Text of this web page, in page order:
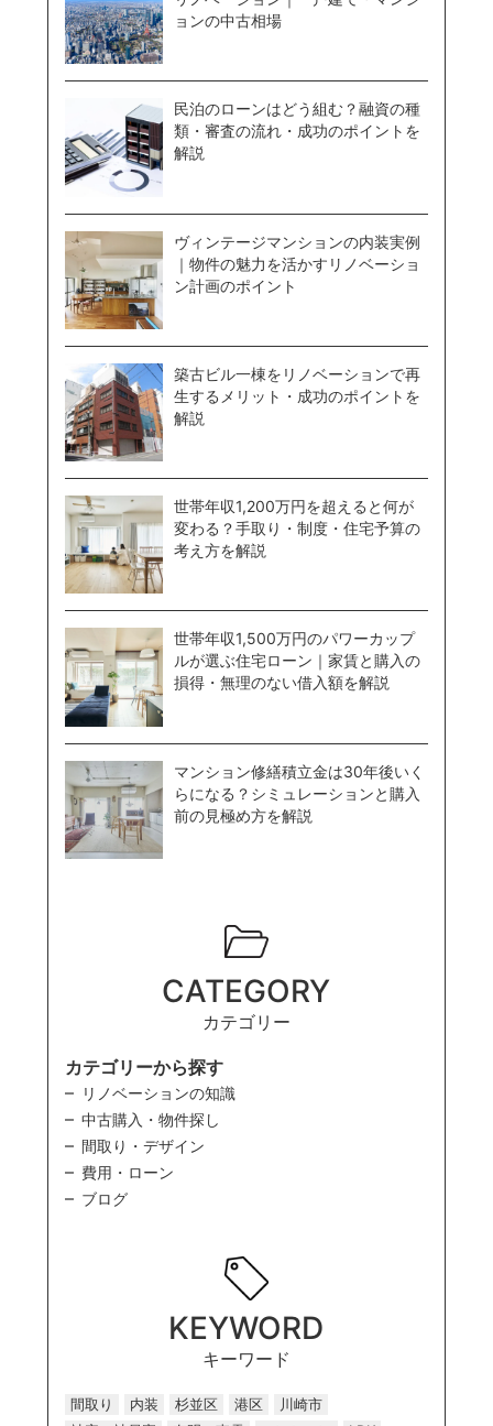
ョンの中古相場
民泊のローンはどう組む？融資の種
類・審査の流れ・成功のポイントを
解説
ヴィンテージマンションの内装実例
｜物件の魅力を活かすリノベーショ
ン計画のポイント
築古ビル一棟をリノベーションで再
生するメリット・成功のポイントを
解説
世帯年収1,200万円を超えると何が
変わる？手取り・制度・住宅予算の
考え方を解説
世帯年収1,500万円のパワーカップ
ルが選ぶ住宅ローン｜家賃と購入の
損得・無理のない借入額を解説
マンション修繕積立金は30年後いく
らになる？シミュレーションと購入
前の見極め方を解説
CATEGORY
カテゴリー
カテゴリーから探す
リノベーションの知識
中古購入・物件探し
間取り・デザイン
費用・ローン
ブログ
KEYWORD
キーワード
間取り 内装 杉並区 港区
川崎市